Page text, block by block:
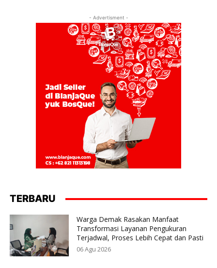
- Advertisment -
TERBARU
Warga Demak Rasakan Manfaat
Transformasi Layanan Pengukuran
Terjadwal, Proses Lebih Cepat dan Pasti
06 Agu 2026